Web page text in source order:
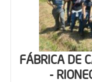
FÁBRICA DE
-